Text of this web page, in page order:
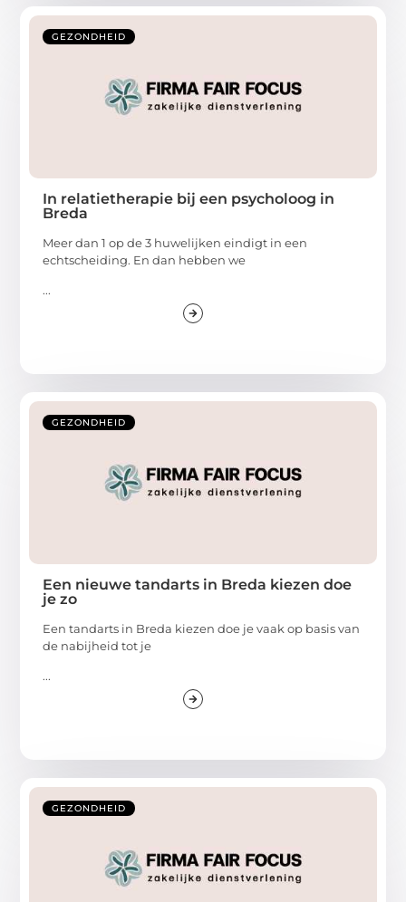
GEZONDHEID
In relatietherapie bij een psycholoog in
Breda
Meer dan 1 op de 3 huwelijken eindigt in een
echtscheiding. En dan hebben we
...
GEZONDHEID
Een nieuwe tandarts in Breda kiezen doe
je zo
Een tandarts in Breda kiezen doe je vaak op basis van
de nabijheid tot je
...
GEZONDHEID